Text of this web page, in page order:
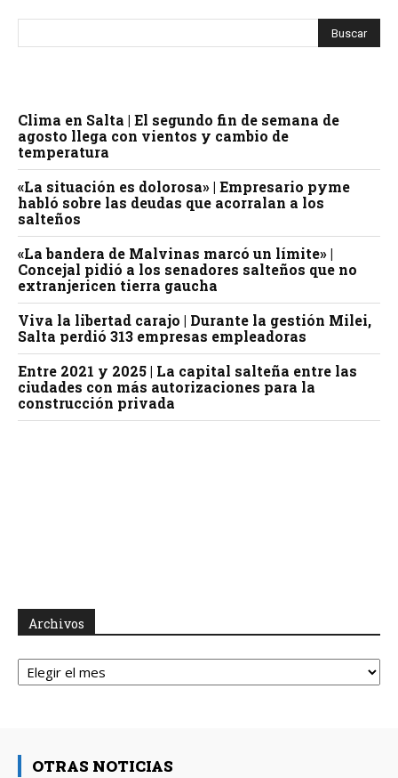
Clima en Salta | El segundo fin de semana de
agosto llega con vientos y cambio de
temperatura
«La situación es dolorosa» | Empresario pyme
habló sobre las deudas que acorralan a los
salteños
«La bandera de Malvinas marcó un límite» |
Concejal pidió a los senadores salteños que no
extranjericen tierra gaucha
Viva la libertad carajo | Durante la gestión Milei,
Salta perdió 313 empresas empleadoras
Entre 2021 y 2025 | La capital salteña entre las
ciudades con más autorizaciones para la
construcción privada
Archivos
Archivos
OTRAS NOTICIAS